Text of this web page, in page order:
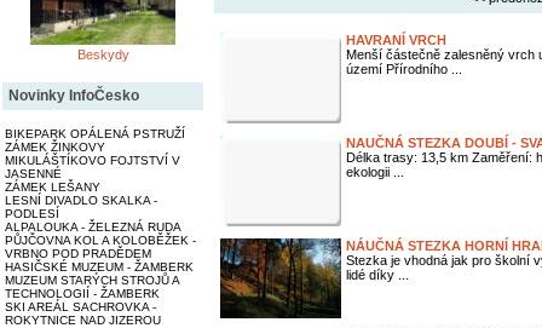
Beskydy
Novinky InfoČesko
BIKEPARK OPÁLENÁ PSTRUŽÍ
ZÁMEK ŽINKOVY
MIKULÁŠTÍKOVO FOJTSTVÍ V
JASENNÉ
ZÁMEK LEŠANY
LESNÍ DIVADLO SKALKA -
PODLESÍ
ALPALOUKA - ŽELEZNÁ RUDA
PŮJČOVNA KOL A KOLOBĚŽEK -
VRBNO POD PRADĚDEM
HASIČSKÉ MUZEUM - ŽAMBERK
MUZEUM STARÝCH STROJŮ A
TECHNOLOGIÍ - ŽAMBERK
SKI AREÁL SACHROVKA -
ROKYTNICE NAD JIZEROU
HAVRANÍ VRCH
Menší částečně zalesněný vrch
území Přírodního ...
NAUČNÁ STEZKA DOUBÍ -
Délka trasy: 13,5 km Zaměření:
ekologii ...
NÁUČNÁ STEZKA HORNÍ
Stezka je vhodná jak pro školní
lidé díky ...